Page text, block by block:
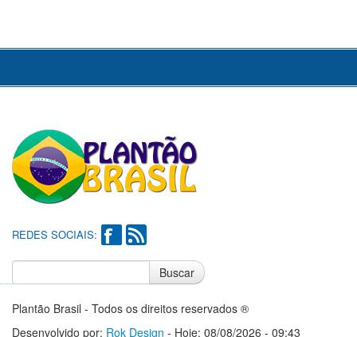
REDES SOCIAIS:
Buscar
Plantão Brasil - Todos os direitos reservados ®
Desenvolvido por: Rok Design - Hoje: 08/08/2026 - 09:43